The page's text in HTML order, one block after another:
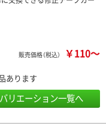
販売価格（税込） ￥110～
あります
バリエーション一覧へ